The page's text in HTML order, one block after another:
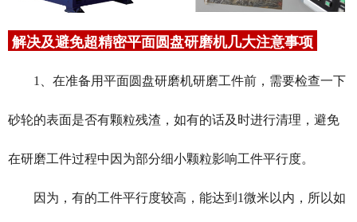
解决及避免超精密平面圆盘研磨机几大注意事项
1、在准备用平面圆盘研磨机研磨工件前，需要检查一下
砂轮的表面是否有颗粒残渣，如有的话及时进行清理，避免
在研磨工件过程中因为部分细小颗粒影响工件平行度。
因为，有的工件平行度较高，能达到1微米以内，所以如